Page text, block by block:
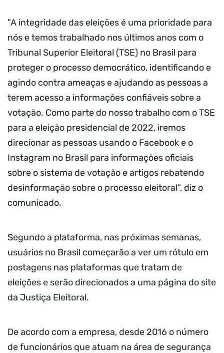
"A integridade das eleições é uma prioridade para
nós e temos trabalhado nos últimos anos com o
Tribunal Superior Eleitoral (TSE) no Brasil para
proteger o processo democrático, identificando e
agindo contra ameaças e ajudando as pessoas a
terem acesso a informações confiáveis sobre a
votação. Como parte do nosso trabalho com o TSE
para a eleição presidencial de 2022, iremos
direcionar as pessoas usando o Facebook e o
Instagram no Brasil para informações oficiais
sobre o sistema de votação e artigos rebatendo
desinformação sobre o processo eleitoral”, diz o
comunicado.
Segundo a plataforma, nas próximas semanas,
usuários no Brasil começarão a ver um rótulo em
postagens nas plataformas que tratam de
eleições e serão direcionados a uma página do site
da Justiça Eleitoral.
De acordo com a empresa, desde 2016 o número
de funcionários que atuam na área de segurança